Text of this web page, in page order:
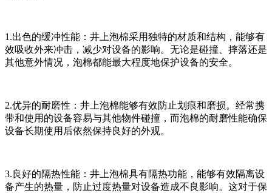
1.出色的缓冲性能：井上泡棉采用独特的材质和结构，能够有
效吸收外来冲击，减少对设备的影响。无论是碰撞、摔落还是
其他意外情况，泡棉都能最大程度地保护设备的安全。
2.优异的耐磨性：井上泡棉能够有效防止划痕和磨损。经常携
带和使用的设备容易与其他物件碰撞，而泡棉的耐磨性能确保
设备长期使用后依然保持良好的外观。
3.良好的隔热性能：井上泡棉具有隔热功能，能够有效隔离设
备产生的热量，防止过度热量对设备造成不良影响。这对于保